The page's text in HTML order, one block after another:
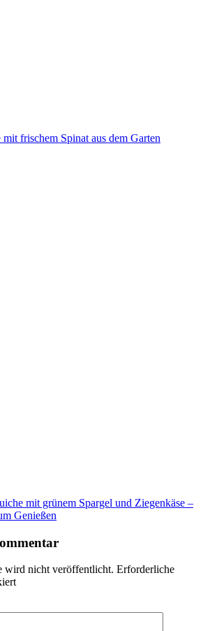
frischem Spinat aus dem Garten
mit grünem Spargel und Ziegenkäse –
Genießen
wird nicht veröffentlicht. Erforderliche